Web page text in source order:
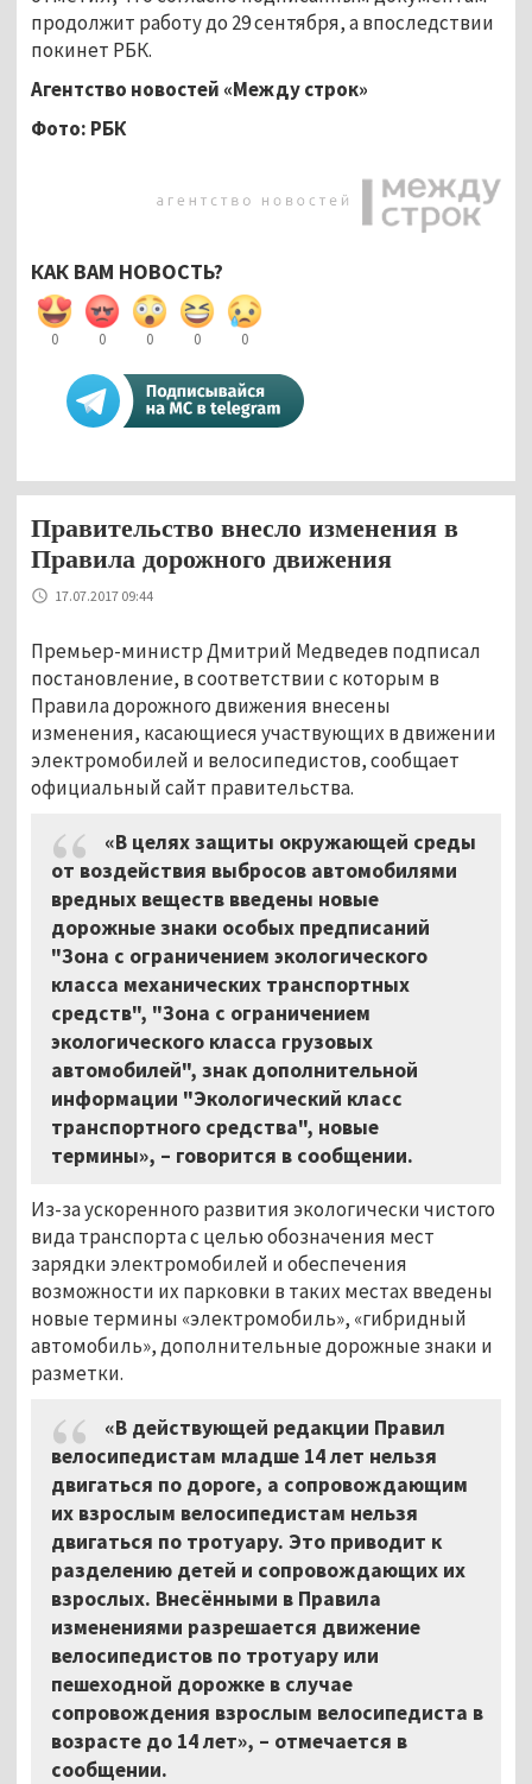
продолжит работу до 29 сентября, а впоследствии
покинет РБК.
Агентство новостей «Между строк»
Фото: РБК
КАК ВАМ НОВОСТЬ?
0 0 0 0 0
Правительство внесло изменения в
Правила дорожного движения
17.07.2017 09:44
Премьер-министр Дмитрий Медведев подписал
постановление, в соответствии с которым в
Правила дорожного движения внесены
изменения, касающиеся участвующих в движении
электромобилей и велосипедистов, сообщает
официальный сайт правительства.
«В целях защиты окружающей среды
от воздействия выбросов автомобилями
вредных веществ введены новые
дорожные знаки особых предписаний
"Зона с ограничением экологического
класса механических транспортных
средств", "Зона с ограничением
экологического класса грузовых
автомобилей", знак дополнительной
информации "Экологический класс
транспортного средства", новые
термины», – говорится в сообщении.
Из-за ускоренного развития экологически чистого
вида транспорта с целью обозначения мест
зарядки электромобилей и обеспечения
возможности их парковки в таких местах введены
новые термины «электромобиль», «гибридный
автомобиль», дополнительные дорожные знаки и
разметки.
«В действующей редакции Правил
велосипедистам младше 14 лет нельзя
двигаться по дороге, а сопровождающим
их взрослым велосипедистам нельзя
двигаться по тротуару. Это приводит к
разделению детей и сопровождающих их
взрослых. Внесёнными в Правила
изменениями разрешается движение
велосипедистов по тротуару или
пешеходной дорожке в случае
сопровождения взрослым велосипедиста в
возрасте до 14 лет», – отмечается в
сообщении.